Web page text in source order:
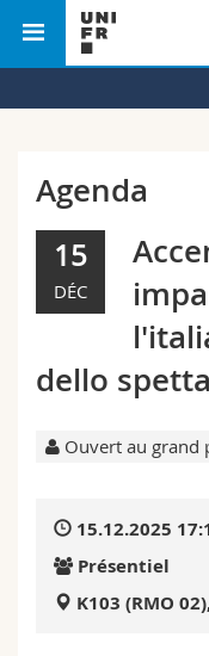
Campus
Recherche
Théologie
Droit
Interfacultaire
Vous êtes
Futurs étudiants
Collaborateurs
Doctorants
Ressources
Webmail
Programme des
Agenda
15
DÉC
dello
Ouvert au grand
15.12.2025
Présentiel
K103 (RMO